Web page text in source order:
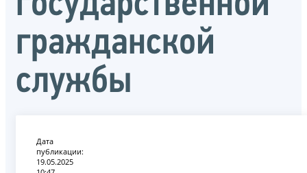
гражданской
службы
Дата
публикации:
19.05.2025